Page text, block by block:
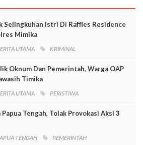
Selingkuhan Istri Di Raffles Residence
Mimika
UTAMA KRIMINAL
Oknum Dan Pemerintah, Warga OAP
Timika
UTAMA PERISTIWA
Papua Tengah, Tolak Provokasi Aksi 3
TENGAH PEMERINTAH